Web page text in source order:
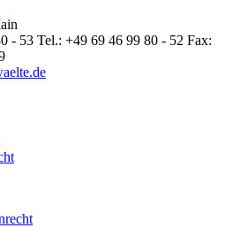
- 53 Tel.: +49 69 46 99 80 - 52 Fax: